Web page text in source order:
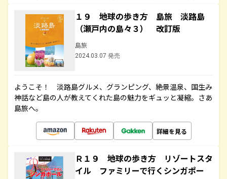
１９ 地球の歩き方 島旅 淡路島
（瀬戸内の島々３） 改訂版
島旅
2024.03.07 発売
ようこそ！ 淡路島グルメ、グランピング、絶景温泉、国生み
神話など島の人が教えてくれた島の魅力をギュッと凝縮。さあ
島旅へ。
詳細を見る
Ｒ１９ 地球の歩き方 リゾートスタ
イル ファミリーで行くシンガポー